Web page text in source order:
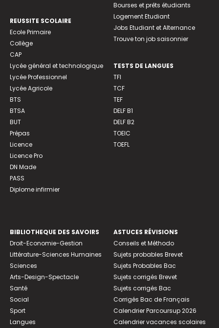
REUSSITE SCOLAIRE
Ecole Primaire
Collège
CAP
Lycée général et technologique
Lycée Professionnel
Lycée Agricole
BTS
BTSA
BUT
Prépas
Licence
Licence Pro
DN Made
PASS
Diplome infirmier
Bourses et prêts étudiants
Logement Etudiant
Jobs Etudiant et Alternance
Trouve ton job saisonnier
TESTS DE LANGUES
TFI
TCF
TEF
DELF B1
DELF B2
TOEIC
TOEFL
BIBLIOTHEQUE DES SAVOIRS
Droit-Economie-Gestion
Littérature-Sciences Humaines
Sciences
Arts-Design-Spectacle
Santé
Social
Sport
Langues
ASTUCES RÉVISIONS
Conseils et Méthodo
Sujets probables Brevet
Sujets Probables Bac
Sujets corrigés Brevet
Sujets corrigés Bac
Corrigés Bac de Français
Calendrier Parcoursup 2026
Calendrier vacances scolaires